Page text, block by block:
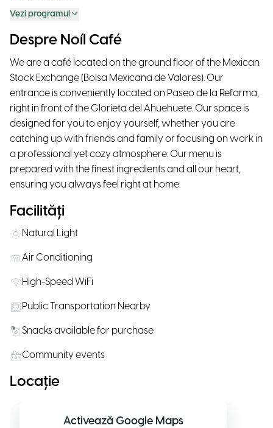
Vezi programul
Despre Noíl Café
We are a café located on the ground floor of the Mexican
Stock Exchange (Bolsa Mexicana de Valores). Our
entrance is conveniently located on Paseo de la Reforma,
right in front of the Glorieta del Ahuehuete. Our space is
designed for you to enjoy yourself, whether you are
catching up with friends and family or focusing on work in
a professional yet cozy atmosphere. Our menu is
prepared with the finest ingredients and all our heart,
ensuring you always feel right at home.
Facilități
Natural Light
Air Conditioning
High-Speed WiFi
Public Transportation Nearby
Snacks available for purchase
Community events
Locație
Activează Google Maps